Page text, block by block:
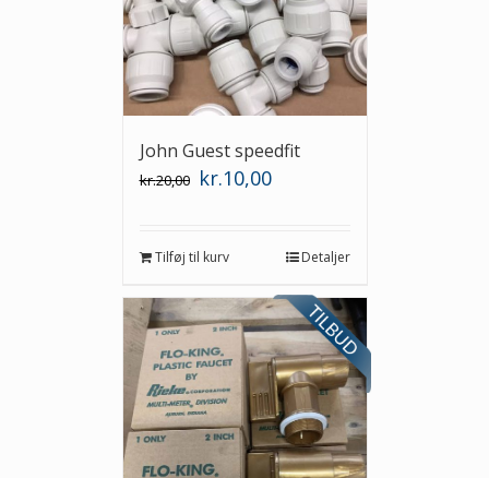
John Guest speedfit
kr.20,00 Den
oprindelige
kr.20,00.
kr.10,00Den
kr.10,00.
Tilføj til kurv Detaljer